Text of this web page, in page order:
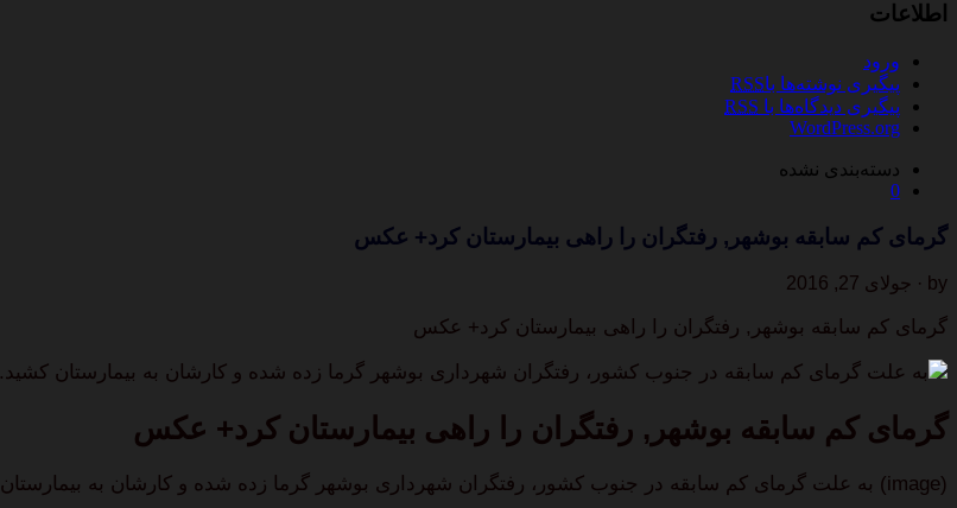
اطلاعات
ورود
پیگیری نوشته‌ها باRSS
پیگیری دیدگاه‌ها با RSS
WordPress.org
دسته‌بندی نشده
0
گرمای کم سابقه بوشهر, رفتگران را راهی بیمارستان کرد+ عکس
by · جولای 27, 2016
گرمای کم سابقه بوشهر, رفتگران را راهی بیمارستان کرد+ عکس
به علت گرمای کم سابقه در جنوب کشور، رفتگران شهرداری بوشهر گرما زده شده و کارشان به بیمارستان کشید.
گرمای کم سابقه بوشهر, رفتگران را راهی بیمارستان کرد+ عکس
(image) به علت گرمای کم سابقه در جنوب کشور، رفتگران شهرداری بوشهر گرما زده شده و کارشان به بیمارستان کشید.